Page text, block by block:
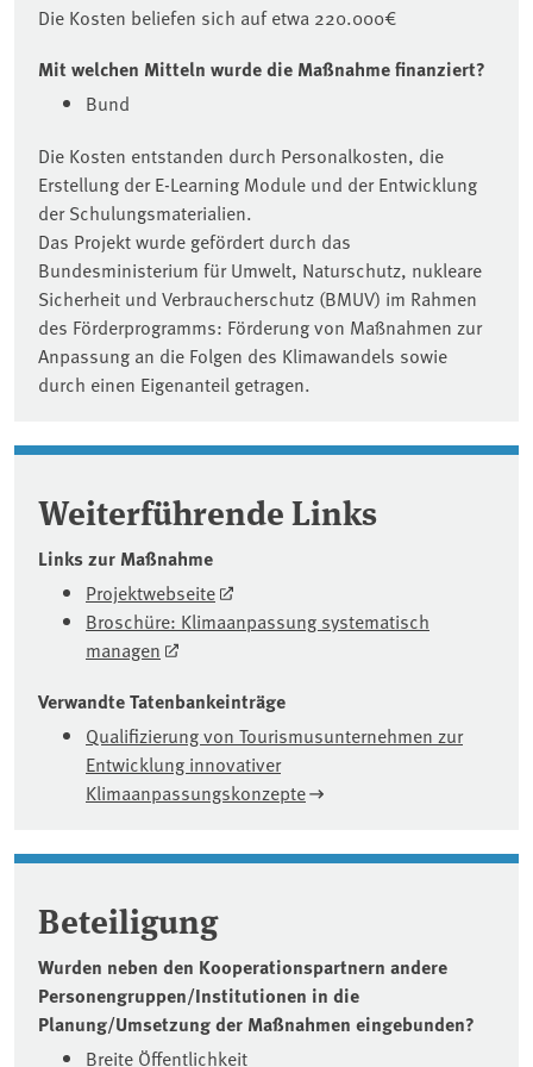
Die Kosten beliefen sich auf etwa 220.000€
Mit welchen Mitteln wurde die Maßnahme finanziert?
Bund
Die Kosten entstanden durch Personalkosten, die
Erstellung der E-Learning Module und der Entwicklung
der Schulungsmaterialien.
Das Projekt wurde gefördert durch das
Bundesministerium für Umwelt, Naturschutz, nukleare
Sicherheit und Verbraucherschutz (BMUV) im Rahmen
des Förderprogramms: Förderung von Maßnahmen zur
Anpassung an die Folgen des Klimawandels sowie
durch einen Eigenanteil getragen.
Weiterführende Links
Links zur Maßnahme
Projektwebseite
Broschüre: Klimaanpassung systematisch
managen
Verwandte Tatenbankeinträge
Qualifizierung von Tourismusunternehmen zur
Entwicklung innovativer
Klimaanpassungskonzepte
Beteiligung
Wurden neben den Kooperationspartnern andere
Personengruppen/Institutionen in die
Planung/Umsetzung der Maßnahmen eingebunden?
Breite Öffentlichkeit